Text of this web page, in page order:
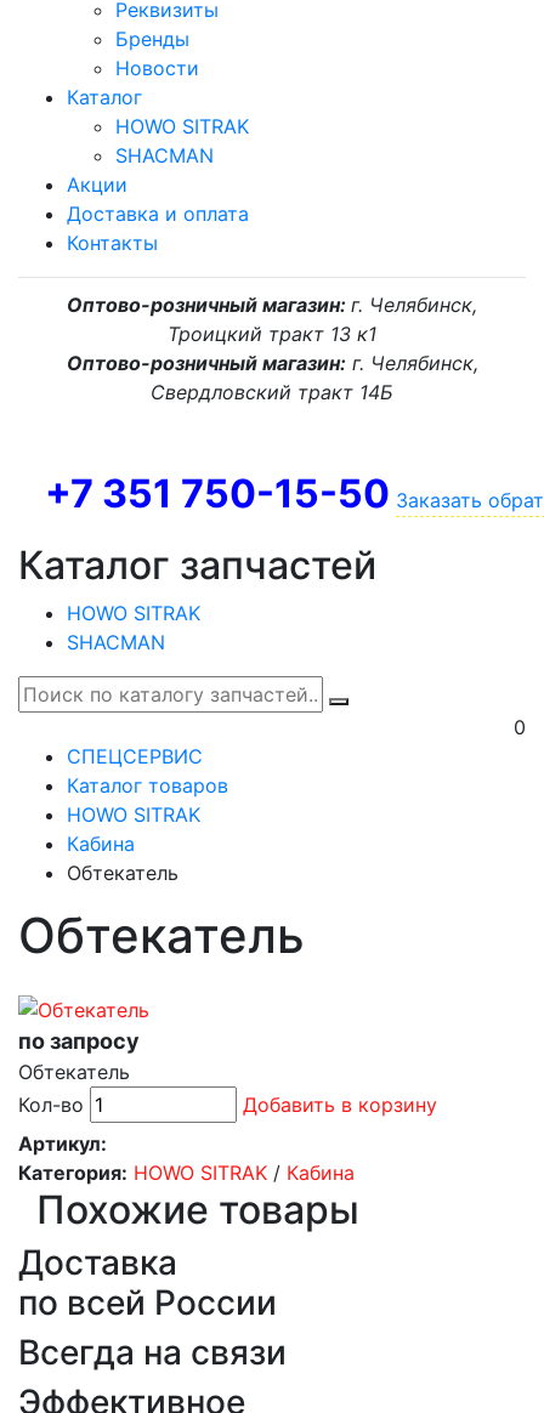
Реквизиты
Бренды
Новости
Каталог
HOWO SITRAK
SHACMAN
Акции
Доставка и оплата
Контакты
Оптово-розничный магазин: г. Челябинск,
Троицкий тракт 13 к1
Оптово-розничный магазин:г. Челябинск,
Свердловский тракт 14Б
+7 351 750-15-50 Заказать
Каталог запчастей
HOWO SITRAK
SHACMAN
0
СПЕЦСЕРВИС
Каталог товаров
HOWO SITRAK
Кабина
Обтекатель
Обтекатель
по запросу
Обтекатель
Кол-во
Добавить в корзину
Артикул:
Категория: HOWO SITRAK / Кабина
Похожие товары
Доставка
по всей России
Всегда на связи
Эффективное